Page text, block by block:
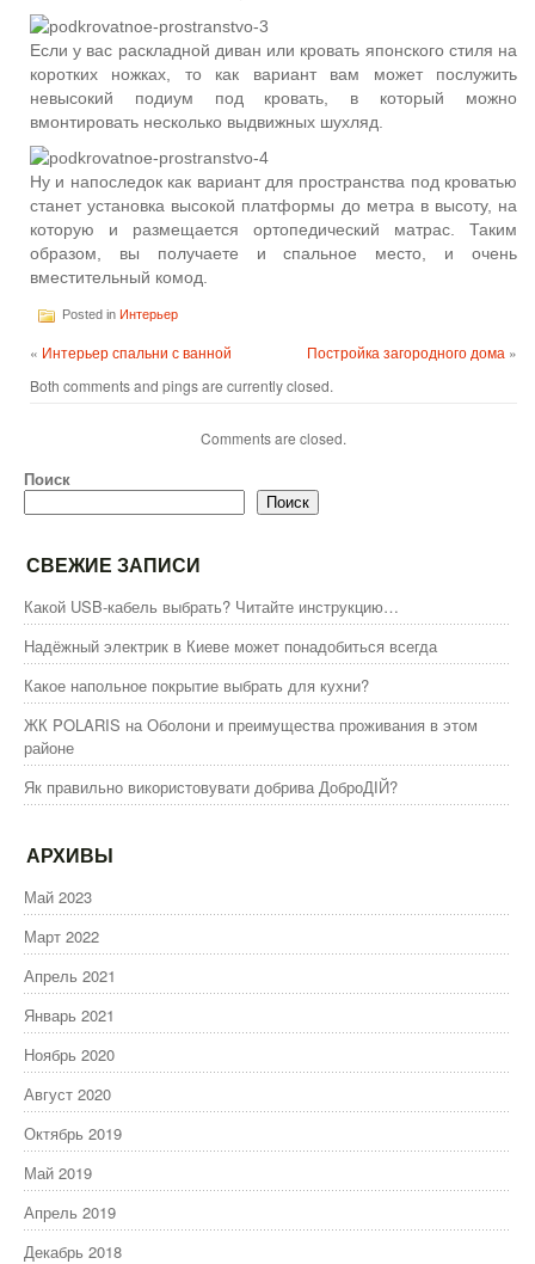
Если у вас раскладной диван или кровать японского стиля на
коротких ножках, то как вариант вам может послужить
невысокий подиум под кровать, в который можно
вмонтировать несколько выдвижных шухляд.
Ну и напоследок как вариант для пространства под кроватью
станет установка высокой платформы до метра в высоту, на
которую и размещается ортопедический матрас. Таким
образом, вы получаете и спальное место, и очень
вместительный комод.
Posted in Интерьер
« Интерьер спальни с ванной Постройка загородного дома »
Both comments and pings are currently closed.
Comments are closed.
Поиск
Поиск
СВЕЖИЕ ЗАПИСИ
Какой USB-кабель выбрать? Читайте инструкцию…
Надёжный электрик в Киеве может понадобиться всегда
Какое напольное покрытие выбрать для кухни?
ЖК POLARIS на Оболони и преимущества проживания в этом
районе
Як правильно використовувати добрива ДоброДІЙ?
АРХИВЫ
Май 2023
Март 2022
Апрель 2021
Январь 2021
Ноябрь 2020
Август 2020
Октябрь 2019
Май 2019
Апрель 2019
Декабрь 2018